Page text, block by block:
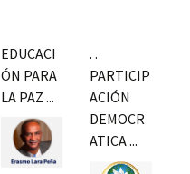
EDUCACI
ÓN PARA
LA PAZ ...
. .
PARTICIP
ACIÓN
DEMOCR
ATICA ...